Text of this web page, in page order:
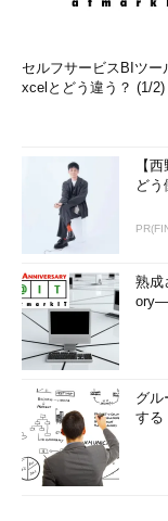
セルフサービスBIツー
xcelとどう違う？ (1/2)
【
どう
熟成
グル
する